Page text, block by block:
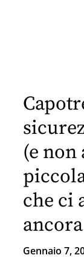
(e
che ci
ancora
Gennaio 7,